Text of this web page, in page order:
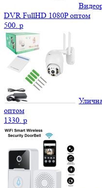
DVR FullHD 1080P оптом
500. p
оптом
1330. p